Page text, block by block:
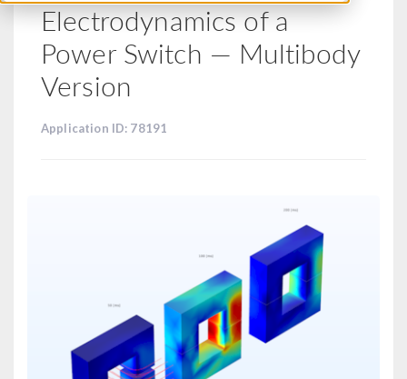
Electrodynamics of a
Power Switch — Multibody
Version
Application ID: 78191